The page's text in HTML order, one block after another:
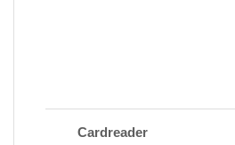
Cardreader